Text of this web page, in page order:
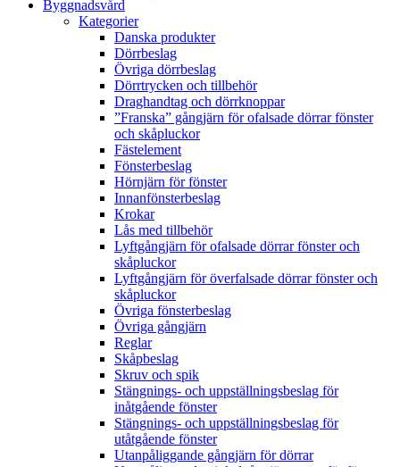
Byggnadsvård
Kategorier
Danska produkter
Dörrbeslag
Övriga dörrbeslag
Dörrtrycken och tillbehör
Draghandtag och dörrknoppar
”Franska” gångjärn för ofalsade dörrar fönster
och skåpluckor
Fästelement
Fönsterbeslag
Hörnjärn för fönster
Innanfönsterbeslag
Krokar
Lås med tillbehör
Lyftgångjärn för ofalsade dörrar fönster och
skåpluckor
Lyftgångjärn för överfalsade dörrar fönster och
skåpluckor
Övriga fönsterbeslag
Övriga gångjärn
Reglar
Skåpbeslag
Skruv och spik
Stängnings- och uppställningsbeslag för
inåtgående fönster
Stängnings- och uppställningsbeslag för
utåtgående fönster
Utanpåliggande gångjärn för dörrar